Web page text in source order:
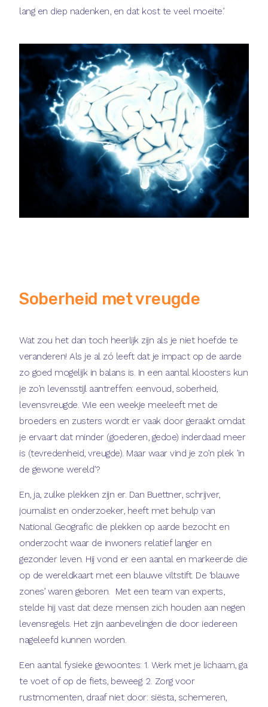
lang en diep nadenken, en dat kost te veel moeite.’
Soberheid met vreugde
Wat zou het dan toch heerlijk zijn als je niet hoefde te
veranderen! Als je al zó leeft dat je impact op de aarde
zo goed mogelijk in balans is. In een aantal kloosters kun
je zo’n levensstijl aantreffen: eenvoud, soberheid,
levensvreugde. Wie een weekje meeleeft met de
broeders en zusters wordt er vaak door geraakt omdat
je ervaart dat minder (goederen, gedoe) inderdaad meer
is (tevredenheid, vreugde). Maar waar vind je zo’n plek ’in
de gewone wereld’?
En, ja, zulke plekken zijn er. Dan Buettner, schrijver,
journalist en onderzoeker, heeft met behulp van
National Geografic die plekken op aarde bezocht en
onderzocht waar de inwoners relatief langer en
gezonder leven. Hij vond er een aantal en markeerde die
op de wereldkaart met een blauwe viltstift. De ‘blauwe
zones’ waren geboren. Met een team van experts,
stelde hij vast dat deze mensen zich houden aan negen
levensregels. Het zijn aanbevelingen die door iedereen
nageleefd kunnen worden.
Een aantal fysieke gewoontes: 1. Werk met je lichaam, ga
te voet of op de fiets, beweeg. 2. Zorg voor
rustmomenten, draaf niet door: siësta, schemeren,